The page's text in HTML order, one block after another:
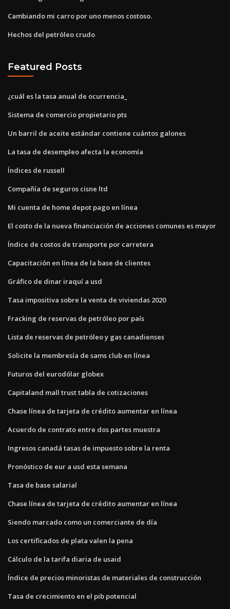
Cambiando mi carro por uno menos costoso.
Hechos del petróleo crudo
Featured Posts
¿cuál es la tasa anual de ocurrencia_
Sistema de comercio propietario pts
Un barril de aceite estándar contiene cuántos galones
La tasa de desempleo afecta la economía
Índices de russell
Compañía de seguros cisne ltd
Mi cuenta de home depot pago en línea
El costo de la nueva financiación de acciones comunes es mayor
Índice de costos de transporte por carretera
Capacitación en línea de la base de clientes
Gráfico de dinar iraquí a usd
Tasa impositiva sobre la venta de viviendas 2020
Fracking de reservas de petróleo por país
Lista de reservas de petróleo y gas canadienses
Solicite la membresía de sams club en línea
Futuros del eurodólar globex
Capitaland mall trust tabla de cotizaciones
Chase línea de tarjeta de crédito aumentar en línea
Acuerdo de contrato entre dos partes muestra
Ingresos canadá tasas de impuesto sobre la renta
Pronóstico de eur a usd esta semana
Tasa de base salarial
Chase línea de tarjeta de crédito aumentar en línea
Siendo marcado como un comerciante de día
Los certificados de plata valen la pena
Cálculo de la tarifa diaria de usaid
Índice de precios minoristas de materiales de construcción
Tasa de crecimiento en el pib potencial